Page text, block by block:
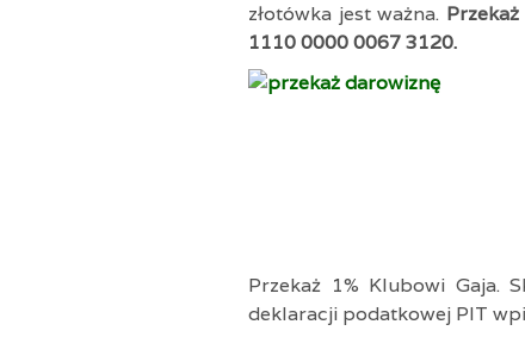
złotówka jest ważna.
1110 0000 0067 3120.
Przekaż 1% Klubowi Gaja.
deklaracji podatkowej PIT